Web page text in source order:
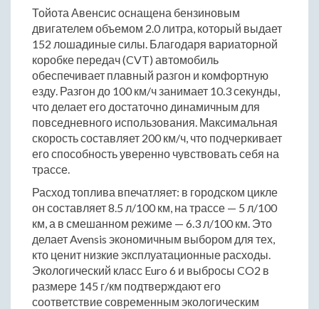
Тойота Авенсис оснащена бензиновым
двигателем объемом 2.0 литра, который выдает
152 лошадиные силы. Благодаря вариаторной
коробке передач (CVT) автомобиль
обеспечивает плавный разгон и комфортную
езду. Разгон до 100 км/ч занимает 10.3 секунды,
что делает его достаточно динамичным для
повседневного использования. Максимальная
скорость составляет 200 км/ч, что подчеркивает
его способность уверенно чувствовать себя на
трассе.
Расход топлива впечатляет: в городском цикле
он составляет 8.5 л/100 км, на трассе — 5 л/100
км, а в смешанном режиме — 6.3 л/100 км. Это
делает Avensis экономичным выбором для тех,
кто ценит низкие эксплуатационные расходы.
Экологический класс Euro 6 и выбросы CO2 в
размере 145 г/км подтверждают его
соответствие современным экологическим